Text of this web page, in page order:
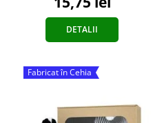
DETALII
Fabricat în Cehia